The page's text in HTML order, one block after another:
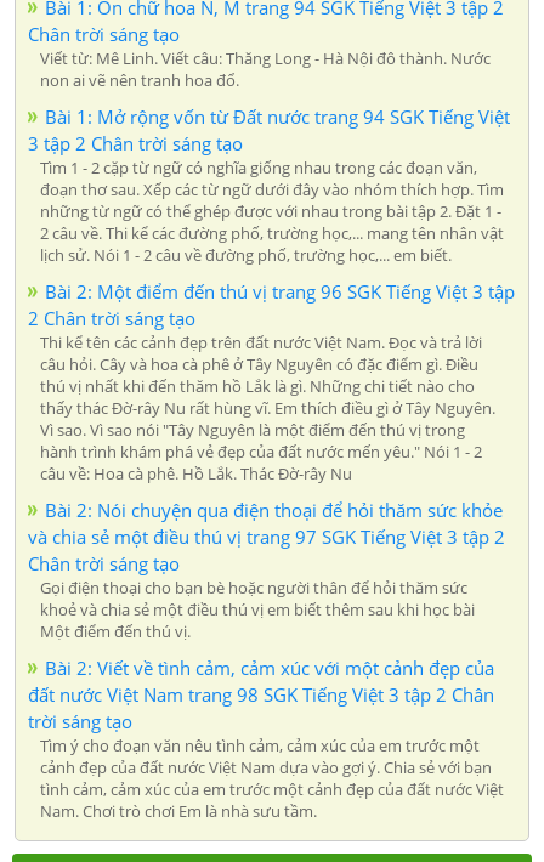
Bài 1: Ôn chữ hoa N, M trang 94 SGK Tiếng Việt 3 tập 2
Chân trời sáng tạo
Viết từ: Mê Linh. Viết câu: Thăng Long - Hà Nội đô thành. Nước
non ai vẽ nên tranh hoa đổ.
Bài 1: Mở rộng vốn từ Đất nước trang 94 SGK Tiếng Việt
3 tập 2 Chân trời sáng tạo
Tìm 1 - 2 cặp từ ngữ có nghĩa giống nhau trong các đoạn văn,
đoạn thơ sau. Xếp các từ ngữ dưới đây vào nhóm thích hợp. Tìm
những từ ngữ có thể ghép được với nhau trong bài tập 2. Đặt 1 -
2 câu về. Thi kể các đường phố, trường học,... mang tên nhân vật
lịch sử. Nói 1 - 2 câu về đường phố, trường học,... em biết.
Bài 2: Một điểm đến thú vị trang 96 SGK Tiếng Việt 3 tập
2 Chân trời sáng tạo
Thi kể tên các cảnh đẹp trên đất nước Việt Nam. Đọc và trả lời
câu hỏi. Cây và hoa cà phê ở Tây Nguyên có đặc điểm gì. Điều
thú vị nhất khi đến thăm hồ Lắk là gì. Những chi tiết nào cho
thấy thác Đờ-rây Nu rất hùng vĩ. Em thích điều gì ở Tây Nguyên.
Vì sao. Vì sao nói "Tây Nguyên là một điểm đến thú vị trong
hành trình khám phá vẻ đẹp của đất nước mến yêu." Nói 1 - 2
câu về: Hoa cà phê. Hồ Lắk. Thác Đờ-rây Nu
Bài 2: Nói chuyện qua điện thoại để hỏi thăm sức khỏe
và chia sẻ một điều thú vị trang 97 SGK Tiếng Việt 3 tập 2
Chân trời sáng tạo
Gọi điện thoại cho bạn bè hoặc người thân để hỏi thăm sức
khoẻ và chia sẻ một điều thú vị em biết thêm sau khi học bài
Một điểm đến thú vị.
Bài 2: Viết về tình cảm, cảm xúc với một cảnh đẹp của
đất nước Việt Nam trang 98 SGK Tiếng Việt 3 tập 2 Chân
trời sáng tạo
Tìm ý cho đoạn văn nêu tình cảm, cảm xúc của em trước một
cảnh đẹp của đất nước Việt Nam dựa vào gợi ý. Chia sẻ với bạn
tình cảm, cảm xúc của em trước một cảnh đẹp của đất nước Việt
Nam. Chơi trò chơi Em là nhà sưu tầm.